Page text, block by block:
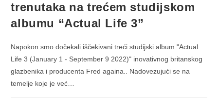
trenutaka na trećem studijskom
albumu “Actual Life 3”
Napokon smo dočekali iščekivani treći studijski album "Actual
Life 3 (January 1 - September 9 2022)" inovativnog britanskog
glazbenika i producenta Fred againa.. Nadovezujući se na
temelje koje je već…